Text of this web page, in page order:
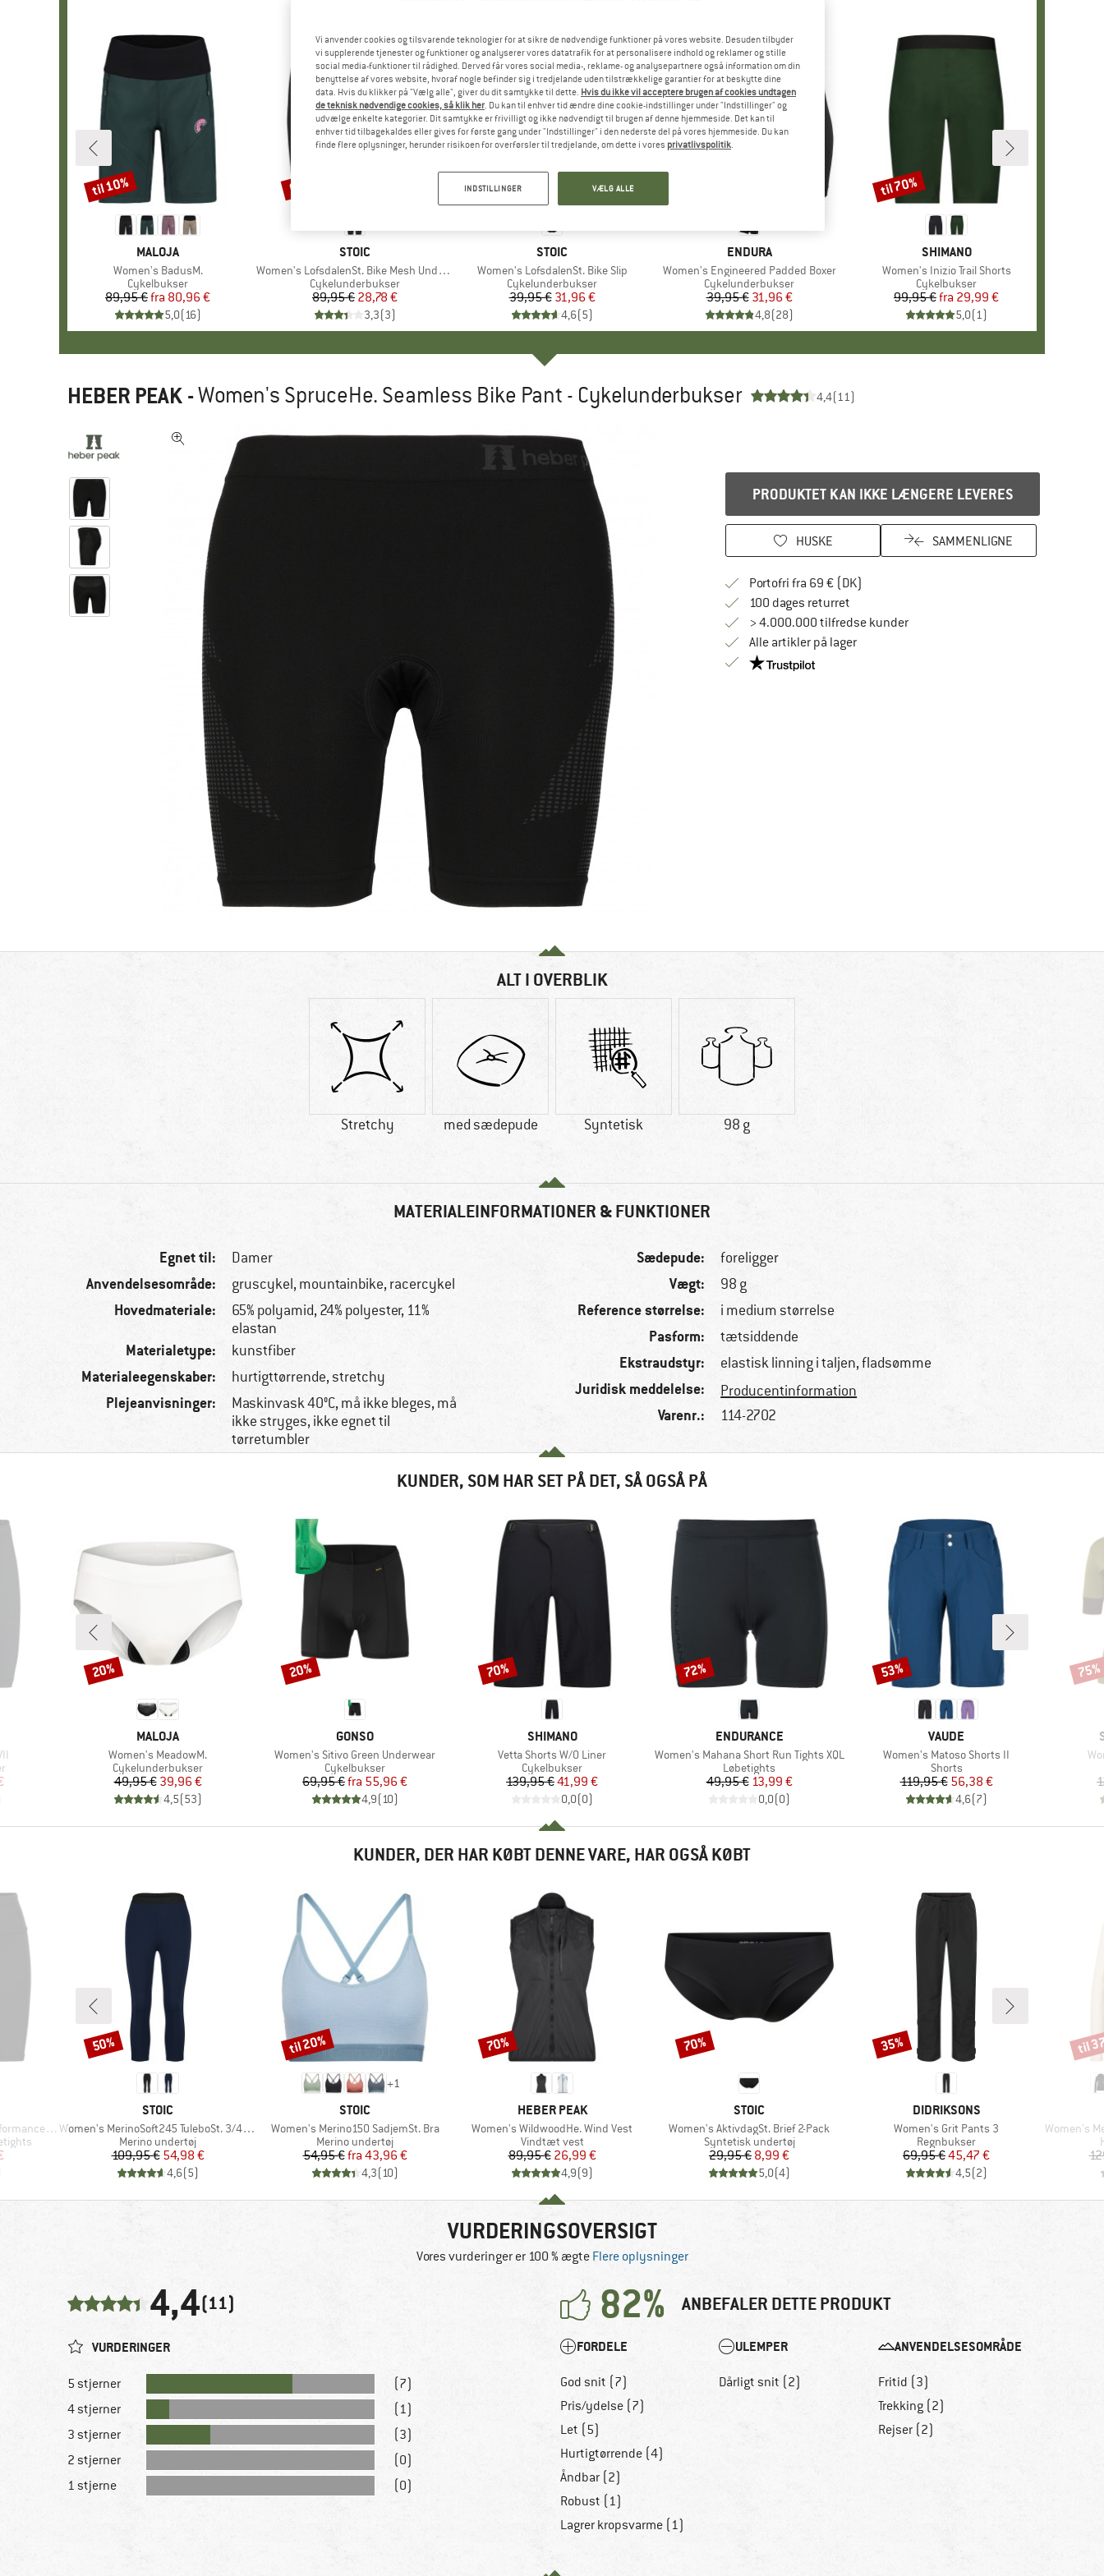
MÆRKE
MALOJA
Artikel
Women's BadusM.
Produktgruppe
Cykelbukser
Pris
89,95 € Nedsat pris
fra 80,96 €
5,0(16)
Rabat
til 10%
MÆRKE
STOIC
Artikel
Women's LofsdalenSt. Bike Mesh Undershorts
Produktgruppe
Cykelunderbukser
Pris
89,95 €Nedsat pris
28,78 €
3,3(3)
Rabat
68%
MÆRKE
STOIC
Artikel
Women's LofsdalenSt. Bike Slip
Produktgruppe
Cykelunderbukser
Pris
39,95 €Nedsat pris
31,96 €
4,6(5)
Rabat
20%
MÆRKE
ENDURA
Artikel
Women's Engineered Padded Boxer
Produktgruppe
Cykelunderbukser
Pris
39,95 €Nedsat pris
31,96 €
4,8(28)
MÆRKE
SHIMANO
Artikel
Women's Inizio Trail Shorts
Produktgruppe
Cykelbukser
Pris
99,95 € Nedsat pris
fra 29,99 €
5,0(1)
Rabat
til 70%
HEBER PEAK -Women's SpruceHe. Seamless Bike Pant - Cykelunderbukser 4,4(11)
PRODUKTET KAN IKKE LÆNGERE LEVERES
HUSKE SAMMENLIGNE
Portofri fra 69 € (DK)
100 dages returretGå til returretten her Åbnes i en infoboks
> 4.000.000 tilfredse kunder
Alle artikler på lager
Vi er Trustpilot-certificeret - oplysningerne får du
ALT I OVERBLIK
Stretchy med sædepude Syntetisk 98 g
MATERIALEINFORMATIONER & FUNKTIONER
Egnet til: Damer
Anvendelsesområde: gruscykel, mountainbike, racercykel
Hovedmateriale:
65% polyamid, 24% polyester, 11%
elastan
Materialetype: kunstfiber
Materialeegenskaber: hurtigttørrende, stretchy
Plejeanvisninger:
Maskinvask 40°C, må ikke bleges, må
ikke stryges, ikke egnet til
tørretumbler
Sædepude: foreligger
Vægt: 98 g
Reference størrelse: i medium størrelse
Pasform: tætsiddende
Ekstraudstyr: elastisk linning i taljen, fladsømme
Juridisk meddelelse: Producentinformation
Varenr.: 114-2702
KUNDER, SOM HAR SET PÅ DET, SÅ OGSÅ PÅ
MÆRKE
MALOJA
Artikel
Women's MeadowM.
Produktgruppe
Cykelunderbukser
Pris
49,95 €Nedsat pris
39,96 €
4,5(53)
Rabat
20%
MÆRKE
GONSO
Artikel
Women's Sitivo Green Underwear
Produktgruppe
Cykelbukser
Pris
69,95 € Nedsat pris
fra 55,96 €
4,9(10)
Rabat
20%
MÆRKE
SHIMANO
Artikel
Vetta Shorts W/O Liner
Produktgruppe
Cykelbukser
Pris
139,95 €Nedsat pris
41,99 €
0,0(0)
Rabat
70%
MÆRKE
ENDURANCE
Artikel
Women's Mahana Short Run Tights XQL
Produktgruppe
Løbetights
Pris
49,95 €Nedsat pris
13,99 €
0,0(0)
Rabat
72%
MÆRKE
VAUDE
Artikel
Women's Matoso Shorts II
Produktgruppe
Shorts
Pris
119,95 €Nedsat pris
56,38 €
4,6(7)
Rabat
53% Rabat
75%
KUNDER, DER HAR KØBT DENNE VARE, HAR OGSÅ KØBT
Tights II
MÆRKE
STOIC
Artikel
Women's MerinoSoft245 TuleboSt. 3/4 Pants
Produktgruppe
Merino undertøj
Pris
109,95 €Nedsat pris
54,98 €
4,6(5)
Rabat
50%
+1
MÆRKE
STOIC
Artikel
Women's Merino150 SadjemSt. Bra
Produktgruppe
Merino undertøj
Pris
54,95 € Nedsat pris
fra 43,96 €
4,3(10)
Rabat
til 20%
MÆRKE
HEBER PEAK
Artikel
Women's WildwoodHe. Wind Vest
Produktgruppe
Vindtæt vest
Pris
89,95 €Nedsat pris
26,99 €
4,9(9)
Rabat
70%
MÆRKE
STOIC
Artikel
Women's AktivdagSt. Brief 2-Pack
Produktgruppe
Syntetisk undertøj
Pris
29,95 €Nedsat pris
8,99 €
5,0(4)
Rabat
70%
MÆRKE
DIDRIKSONS
Artikel
Women's Grit Pants 3
Produktgruppe
Regnbukser
Pris
69,95 €Nedsat pris
45,47 €
4,5(2)
Rabat
35%
Artikel
Women's
Rabat
til
VURDERINGSOVERSIGT
Vores vurderinger er 100 % ægte Flere oplysninger
4,4(11) 82% ANBEFALER DETTE PRODUKT
VURDERINGER
5 stjerner
(7)
4 stjerner
(1)
3 stjerner
(3)
2 stjerner
(0)
1 stjerne
(0)
FORDELE
God snit (7)
Pris/ydelse (7)
Let (5)
Hurtigtørrende (4)
Åndbar (2)
Robust (1)
Lagrer kropsvarme (1)
ULEMPER
Dårligt snit (2)
ANVENDELSESOMRÅDE
Fritid (3)
Trekking (2)
Rejser (2)
Vi anvender cookies og tilsvarende teknologier for at sikre de nødvendige funktioner på vores website. Desuden tilbyder
vi supplerende tjenester og funktioner og analyserer vores datatrafik for at personalisere indhold og reklamer og stille
social media-funktioner til rådighed. Derved får vores social media-, reklame- og analysepartnere også information om din
benyttelse af vores website, hvoraf nogle befinder sig i tredjelande uden tilstrækkelige garantier for at beskytte dine
data. Hvis du klikker på "Vælg alle", giver du dit samtykke til dette. Hvis du ikke vil acceptere brugen af cookies undtagen
de teknisk nødvendige cookies, så klik her. Du kan til enhver tid ændre dine cookie-indstillinger under "Indstillinger" og
udvælge enkelte kategorier. Dit samtykke er frivilligt og ikke nødvendigt til brugen af denne hjemmeside. Det kan til
enhver tid tilbagekaldes eller gives for første gang under "Indstillinger" i den nederste del på vores hjemmeside. Du kan
finde flere oplysninger, herunder risikoen for overførsler til tredjelande, om dette i vores privatlivspolitik.
INDSTILLINGER VÆLG ALLE